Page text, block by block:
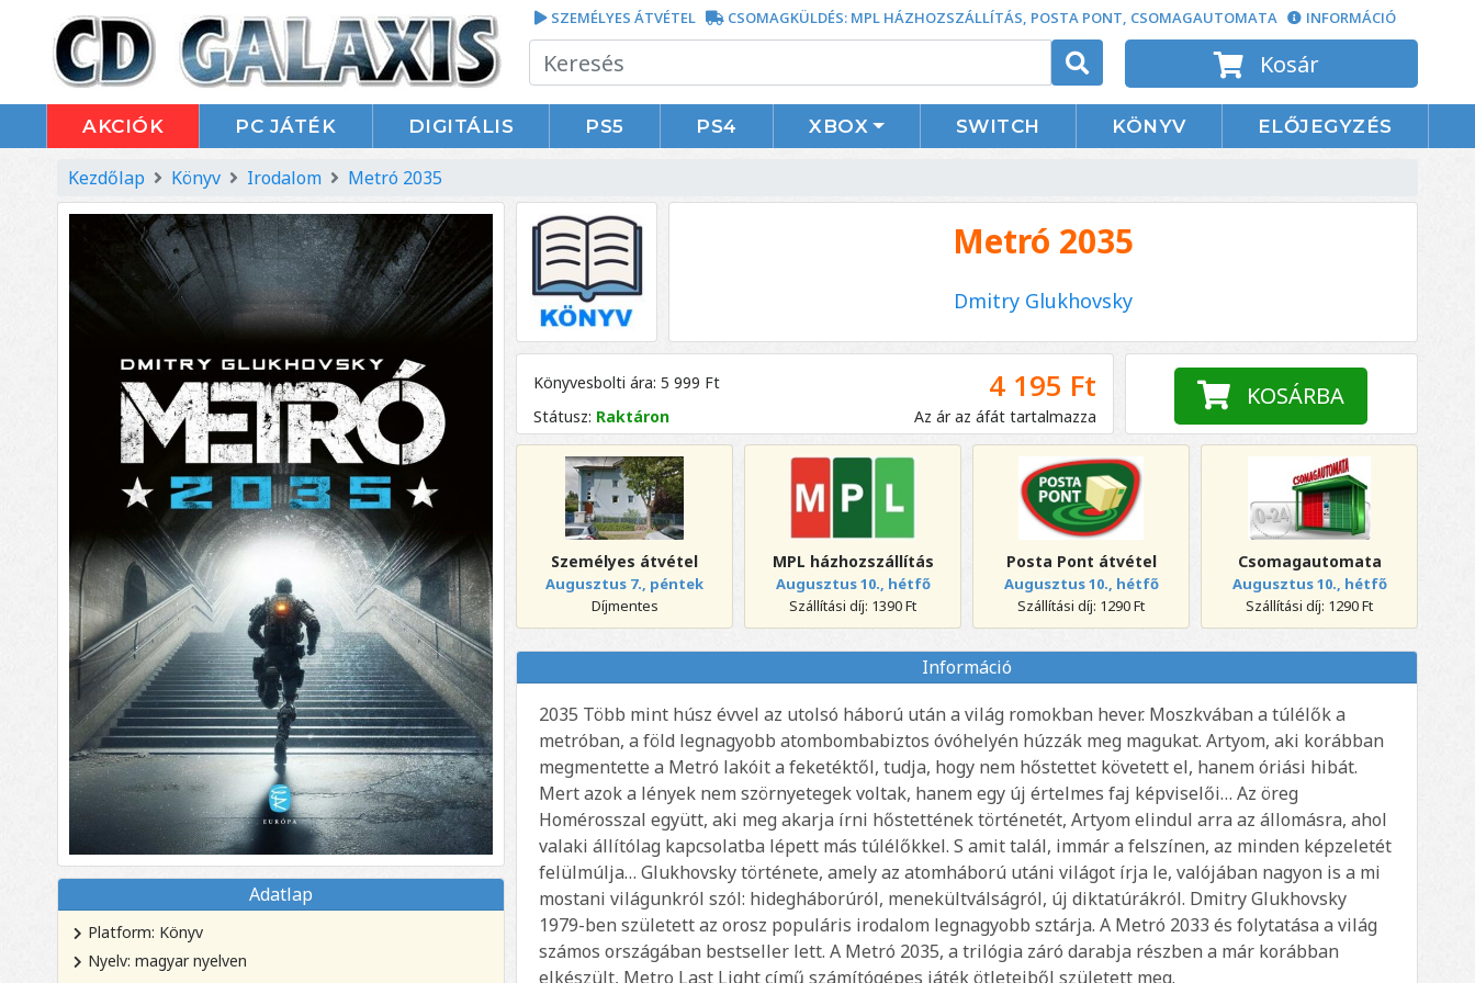
SZEMÉLYES ÁTVÉTEL CSOMAGKÜLDÉS: MPL HÁZHOZSZÁLLÍTÁS, POSTA PONT, CSOMAGAUTOMATA INFORMÁCIÓ
Kosár
AKCIÓK PC JÁTÉK DIGITÁLIS PS5 PS4 XBOX SWITCH KÖNYV ELŐJEGYZÉS
Kezdőlap Könyv Irodalom Metró 2035
Adatlap
Platform: Könyv
Nyelv: magyar nyelven
Metró 2035
Dmitry Glukhovsky
Könyvesbolti ára: 5 999 Ft
Státusz: Raktáron
4 195 Ft
Az ár az áfát tartalmazza
KOSÁRBA
Személyes átvétel
Augusztus 7., péntek
Díjmentes
MPL házhozszállítás
Augusztus 10., hétfő
Szállítási díj: 1390 Ft
Posta Pont átvétel
Augusztus 10., hétfő
Szállítási díj: 1290 Ft
Csomagautomata
Augusztus 10., hétfő
Szállítási díj: 1290 Ft
Információ
2035 Több mint húsz évvel az utolsó háború után a világ romokban hever. Moszkvában a túlélők a
metróban, a föld legnagyobb atombombabiztos óvóhelyén húzzák meg magukat. Artyom, aki korábban
megmentette a Metró lakóit a feketéktől, tudja, hogy nem hőstettet követett el, hanem óriási hibát.
Mert azok a lények nem szörnyetegek voltak, hanem egy új értelmes faj képviselői… Az öreg
Homérosszal együtt, aki meg akarja írni hőstettének történetét, Artyom elindul arra az állomásra, ahol
valaki állítólag kapcsolatba lépett más túlélőkkel. S amit talál, immár a felszínen, az minden képzeletét
felülmúlja… Glukhovsky története, amely az atomháború utáni világot írja le, valójában nagyon is a mi
mostani világunkról szól: hidegháborúról, menekültválságról, új diktatúrákról. Dmitry Glukhovsky
1979-ben született az orosz populáris irodalom legnagyobb sztárja. A Metró 2033 és folytatása a világ
számos országában bestseller lett. A Metró 2035, a trilógia záró darabja részben a már korábban
elkészült, Metro Last Light című számítógépes játék ötleteiből született meg.